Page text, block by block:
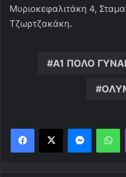
Μυριοκεφαλιτάκη 4,
Τζωρτζακάκη.
Α1 ΠΟΛΟ